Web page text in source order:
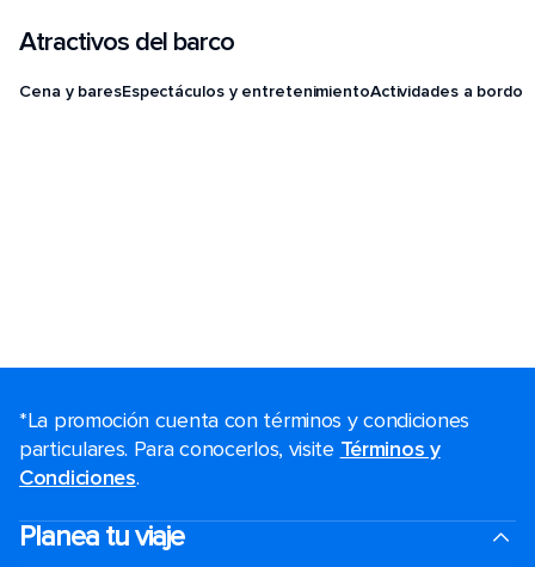
Atractivos del barco
Cena y baresEspectáculos y entretenimientoActividades a bordo
*La promoción cuenta con términos y condiciones
particulares. Para conocerlos, visite Términos y
Condiciones.
Planea tu viaje